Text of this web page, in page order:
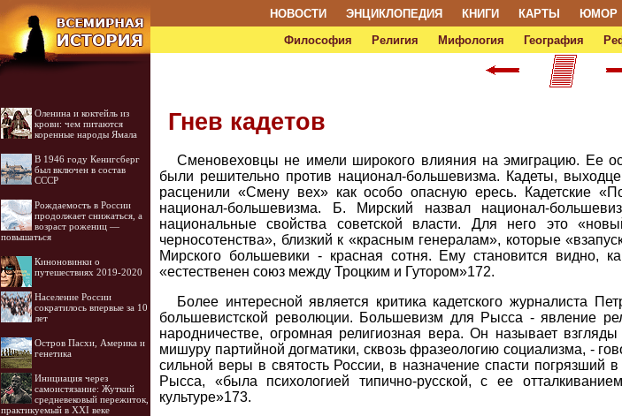
НОВОСТИ ЭНЦИКЛОПЕДИЯ КНИГИ КАРТЫ ЮМОР
Философия
Религия Мифология География
Оленина и коктейль из
крови: чем питаются
коренные народы Ямала
В 1946 году Кенигсберг
был включен в состав
СССР
Рождаемость в России
продолжает снижаться, а
возраст рожениц —
повышаться
Киноновинки о
путешествиях 2019-2020
Население России
сократилось впервые за 10
лет
Остров Пасхи, Америка и
генетика
Инициация через
самоистязание: Жуткий
средневековый пережиток,
практикуемый в XXI веке
Гнев кадетов
Сменовеховцы не имели широкого влияния на эмиграцию. Ее
были решительно против национал-большевизма. Кадеты,
расценили «Смену вех» как особо опасную ересь. Кадетские
национал-большевизма. Б. Мирский назвал национал-
национальные свойства советской власти. Для него это
черносотенства», близкий к «красным генералам», которые
Мирского большевики - красная сотня. Ему становится видно,
«естественен союз между Троцким и Гутором»172.
Более интересной является критика кадетского журналиста
большевистской революции. Большевизм для Рысса - явление
народничестве, огромная религиозная вера. Он называет
мишуру партийной догматики, сквозь фразеологию социализма, -
сильной веры в святость России, в назначение спасти погрязший
Рысса, «была психологией типично-русской, с ее
культуре»173.